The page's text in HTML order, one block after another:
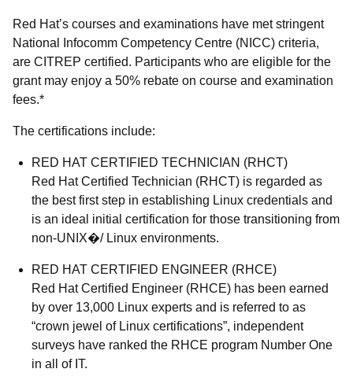
Red Hat’s courses and examinations have met stringent
National Infocomm Competency Centre (NICC) criteria,
are CITREP certified. Participants who are eligible for the
grant may enjoy a 50% rebate on course and examination
fees.*
The certifications include:
RED HAT CERTIFIED TECHNICIAN (RHCT)
Red Hat Certified Technician (RHCT) is regarded as
the best first step in establishing Linux credentials and
is an ideal initial certification for those transitioning from
non-UNIX�/ Linux environments.
RED HAT CERTIFIED ENGINEER (RHCE)
Red Hat Certified Engineer (RHCE) has been earned
by over 13,000 Linux experts and is referred to as
“crown jewel of Linux certifications”, independent
surveys have ranked the RHCE program Number One
in all of IT.